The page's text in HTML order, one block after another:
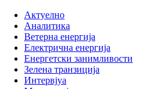
Актуелно
Аналитика
Ветерна eнергија
Електрична енергија
Енергетски занимливости
Зелена транзиција
Интервјуа